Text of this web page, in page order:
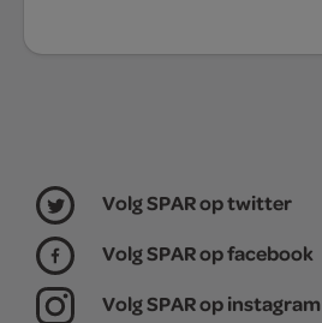
Volg SPAR op twitter
Volg SPAR op facebook
Volg SPAR op instagram